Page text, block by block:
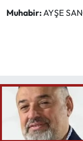
Muhabir:AYŞE